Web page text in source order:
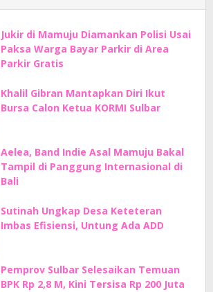
Jukir di Mamuju Diamankan Polisi Usai
Paksa Warga Bayar Parkir di Area
Parkir Gratis
Khalil Gibran Mantapkan Diri Ikut
Bursa Calon Ketua KORMI Sulbar
Aelea, Band Indie Asal Mamuju Bakal
Tampil di Panggung Internasional di
Bali
Sutinah Ungkap Desa Keteteran
Imbas Efisiensi, Untung Ada ADD
Pemprov Sulbar Selesaikan Temuan
BPK Rp 2,8 M, Kini Tersisa Rp 200 Juta